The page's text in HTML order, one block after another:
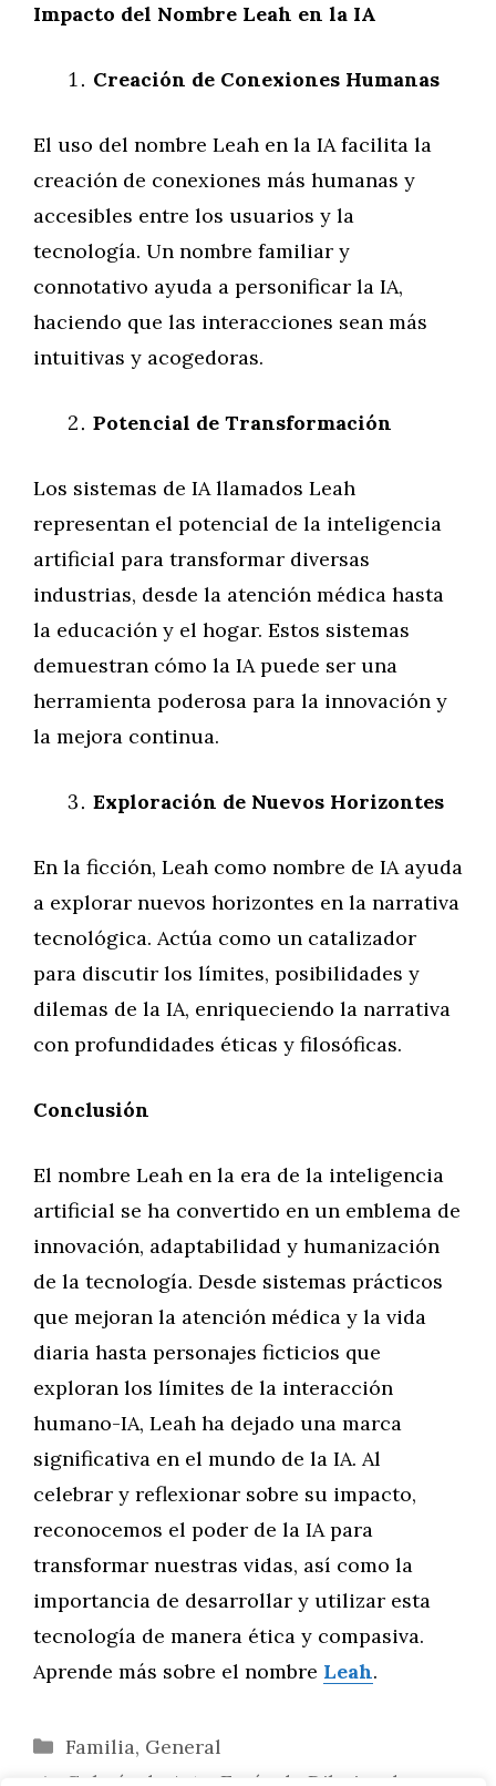
Impacto del Nombre Leah en la IA
Creación de Conexiones Humanas
El uso del nombre Leah en la IA facilita la
creación de conexiones más humanas y
accesibles entre los usuarios y la
tecnología. Un nombre familiar y
connotativo ayuda a personificar la IA,
haciendo que las interacciones sean más
intuitivas y acogedoras.
Potencial de Transformación
Los sistemas de IA llamados Leah
representan el potencial de la inteligencia
artificial para transformar diversas
industrias, desde la atención médica hasta
la educación y el hogar. Estos sistemas
demuestran cómo la IA puede ser una
herramienta poderosa para la innovación y
la mejora continua.
Exploración de Nuevos Horizontes
En la ficción, Leah como nombre de IA ayuda
a explorar nuevos horizontes en la narrativa
tecnológica. Actúa como un catalizador
para discutir los límites, posibilidades y
dilemas de la IA, enriqueciendo la narrativa
con profundidades éticas y filosóficas.
Conclusión
El nombre Leah en la era de la inteligencia
artificial se ha convertido en un emblema de
innovación, adaptabilidad y humanización
de la tecnología. Desde sistemas prácticos
que mejoran la atención médica y la vida
diaria hasta personajes ficticios que
exploran los límites de la interacción
humano-IA, Leah ha dejado una marca
significativa en el mundo de la IA. Al
celebrar y reflexionar sobre su impacto,
reconocemos el poder de la IA para
transformar nuestras vidas, así como la
importancia de desarrollar y utilizar esta
tecnología de manera ética y compasiva.
Aprende más sobre el nombre Leah.
Categorías
Familia, General